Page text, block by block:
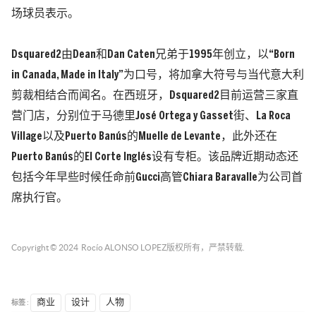
场球员表示。
Dsquared2由Dean和Dan Caten兄弟于1995年创立，以“Born
in Canada, Made in Italy”为口号，将加拿大符号与当代意大利
剪裁相结合而闻名。在西班牙，Dsquared2目前运营三家直
营门店，分别位于马德里José Ortega y Gasset街、La Roca
Village以及Puerto Banús的Muelle de Levante，此外还在
Puerto Banús的El Corte Inglés设有专柜。该品牌近期动态还
包括今年早些时候任命前Gucci高管Chiara Baravalle为公司首
席执行官。
Copyright © 2024 Rocío ALONSO LOPEZ版权所有，严禁转载.
标签 : 商业 设计 人物